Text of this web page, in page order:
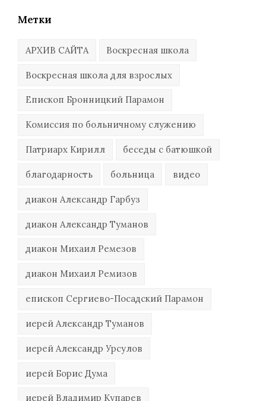
Метки
АРХИВ САЙТА Воскресная школа
Воскресная школа для взрослых
Епископ Бронницкий Парамон
Комиссия по больничному служению
Патриарх Кирилл беседы с батюшкой
благодарность больница видео
диакон Александр Гарбуз
диакон Александр Туманов
диакон Михаил Ремезов
диакон Михаил Ремизов
епископ Сергиево-Посадский Парамон
иерей Александр Туманов
иерей Александр Урсулов
иерей Борис Дума
иерей Владимир Купарев